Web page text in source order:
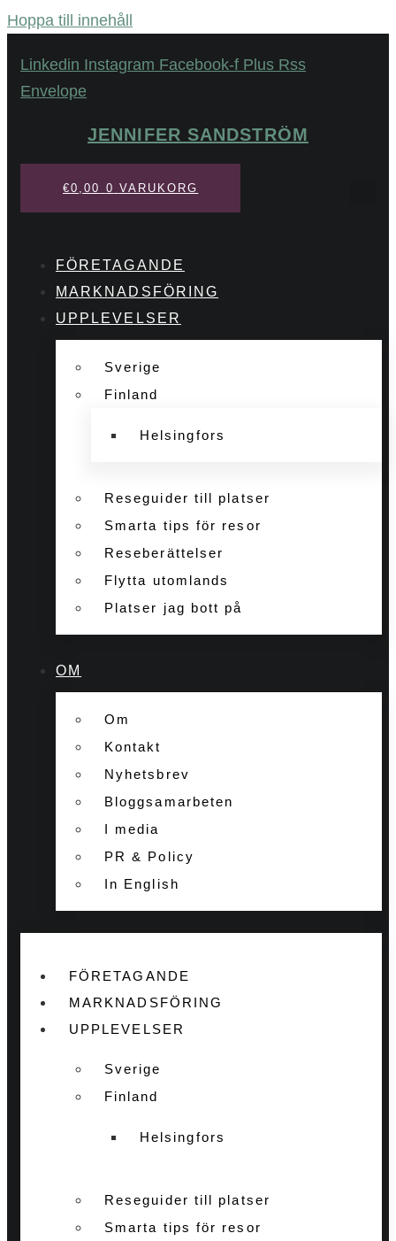
Hoppa till innehåll
Linkedin Instagram Facebook-f Plus Rss
Envelope
JENNIFER SANDSTRÖM
€0,00 0 VARUKORG
FÖRETAGANDE
MARKNADSFÖRING
UPPLEVELSER
Sverige
Finland
Helsingfors
Reseguider till platser
Smarta tips för resor
Reseberättelser
Flytta utomlands
Platser jag bott på
OM
Om
Kontakt
Nyhetsbrev
Bloggsamarbeten
I media
PR & Policy
In English
FÖRETAGANDE
MARKNADSFÖRING
UPPLEVELSER
Sverige
Finland
Helsingfors
Reseguider till platser
Smarta tips för resor